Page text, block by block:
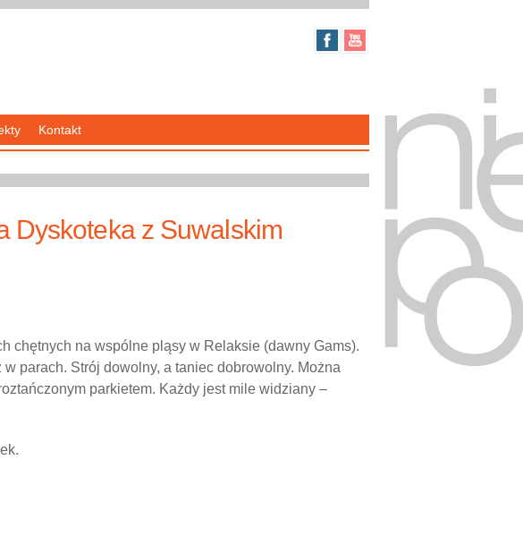
Kontakt
Dyskoteka z Suwalskim
chętnych na wspólne pląsy w Relaksie (dawny Gams).
parach. Strój dowolny, a taniec dobrowolny. Można
parkietem. Każdy jest mile widziany –